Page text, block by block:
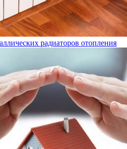
радиаторов отопления